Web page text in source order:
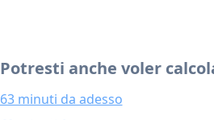
Potresti anche voler
63 minuti da adesso